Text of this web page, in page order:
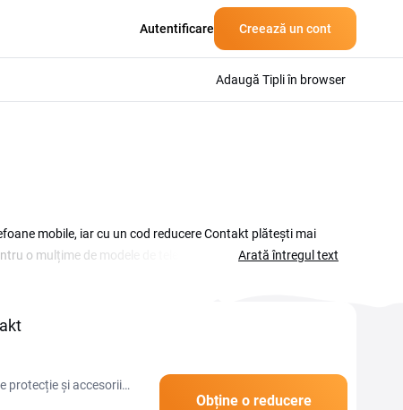
Autentificare Creează un cont
Adaugă Tipli în browser
mobile, iar cu un cod reducere Contakt plătești mai
o mulțime de modele de telefoane, de la huse și folii de
că merită să compari ofertele disponibile momentan și
Arată întregul text
protecție și accesorii
Obține o reducere